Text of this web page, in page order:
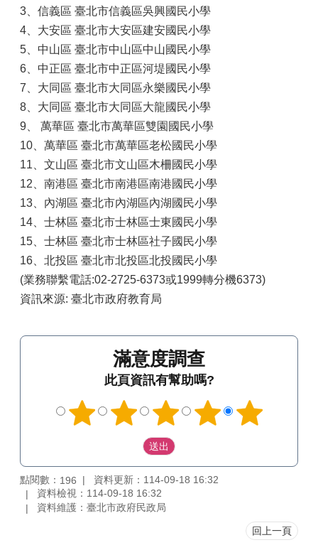
3、信義區 臺北市信義區吳興國民小學
4、大安區 臺北市大安區建安國民小學
5、中山區 臺北市中山區中山國民小學
6、中正區 臺北市中正區河堤國民小學
7、大同區 臺北市大同區永樂國民小學
8、大同區 臺北市大同區大龍國民小學
9、 萬華區 臺北市萬華區雙園國民小學
10、萬華區 臺北市萬華區老松國民小學
11、文山區 臺北市文山區木柵國民小學
12、南港區 臺北市南港區南港國民小學
13、內湖區 臺北市內湖區內湖國民小學
14、士林區 臺北市士林區士東國民小學
15、士林區 臺北市士林區社子國民小學
16、北投區 臺北市北投區北投國民小學
(業務聯繫電話:02-2725-6373或1999轉分機6373)
資訊來源: 臺北市政府教育局
滿意度調查
此頁資訊有幫助嗎?
點閱數： 196
資料更新：114-09-18 16:32
資料檢視：114-09-18 16:32
資料維護：臺北市政府民政局
回上一頁